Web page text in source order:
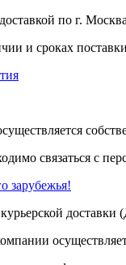
по г.
и сроках
связаться с
зарубежья!